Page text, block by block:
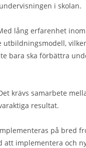
i skolan.
lång erfarenhet
bara ska förbättra
krävs samarbete
resultat.
på bred
implementera och